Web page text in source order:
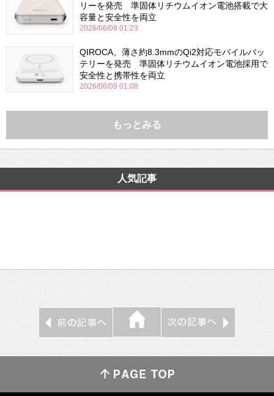
リーを発売 準固体リチウムイオン電池搭載で大
容量と安全性を両立
2026/06/09 01:23
QIROCA、薄さ約8.3mmのQi2対応モバイルバッ
テリーを発売 準固体リチウムイオン電池採用で
安全性と携帯性を両立
2026/06/09 01:08
もっとみる
人気記事